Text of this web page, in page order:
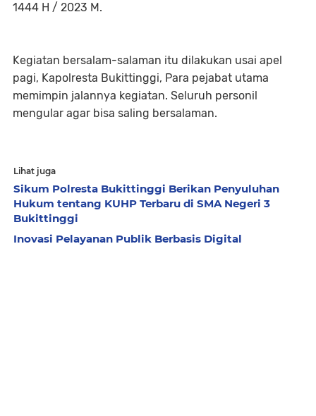
1444 H / 2023 M.
Kegiatan bersalam-salaman itu dilakukan usai apel
pagi, Kapolresta Bukittinggi, Para pejabat utama
memimpin jalannya kegiatan. Seluruh personil
mengular agar bisa saling bersalaman.
Lihat juga
Sikum Polresta Bukittinggi Berikan Penyuluhan
Hukum tentang KUHP Terbaru di SMA Negeri 3
Bukittinggi
Inovasi Pelayanan Publik Berbasis Digital